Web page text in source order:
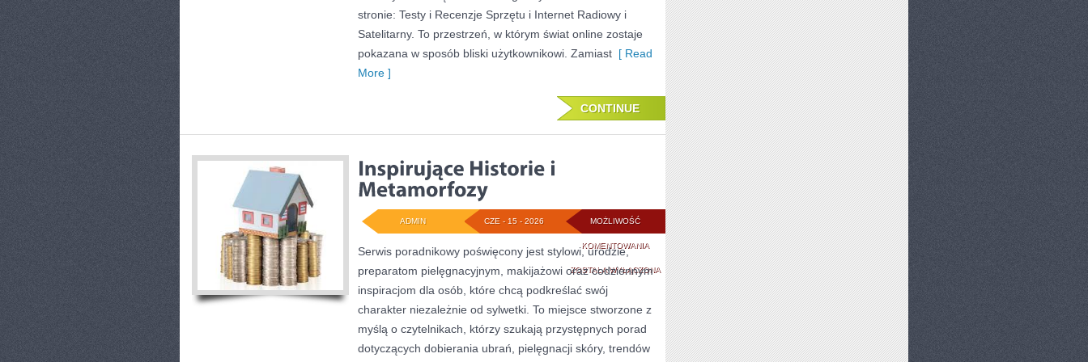
stronie: Testy i Recenzje Sprzętu i Internet Radiowy i
Satelitarny. To przestrzeń, w którym świat online zostaje
pokazana w sposób bliski użytkownikowi. Zamiast [ Read
More ]
CONTINUE
MOŻLIWOŚĆ
KOMENTOWANIAINSPIRUJĄCE
HISTORIE
METAMORFOZY
ZOSTAŁA WYŁĄCZONA
CZE - 15 - 2026
ADMIN
Serwis poradnikowy poświęcony jest stylowi, urodzie,
preparatom pielęgnacyjnym, makijażowi oraz codziennym
inspiracjom dla osób, które chcą podkreślać swój
charakter niezależnie od sylwetki. To miejsce stworzone z
myślą o czytelnikach, którzy szukają przystępnych porad
dotyczących dobierania ubrań, pielęgnacji skóry, trendów